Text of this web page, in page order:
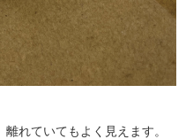
離れていてもよく見えます。